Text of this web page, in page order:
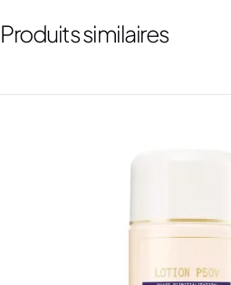
Produits similaires